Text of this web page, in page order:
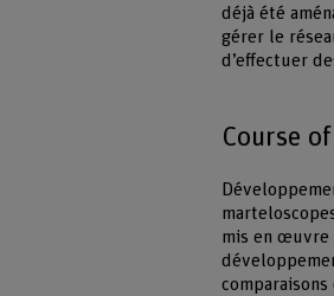
déjà été
gérer le
d’effectuer
Course
mis en œuvre